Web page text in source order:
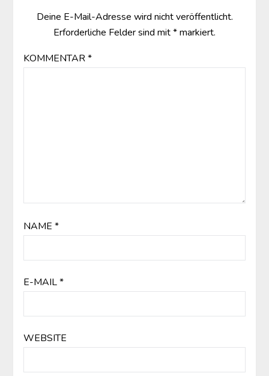
Deine E-Mail-Adresse wird nicht veröffentlicht.
Erforderliche Felder sind mit*markiert.
KOMMENTAR*
NAME *
E-MAIL*
WEBSITE